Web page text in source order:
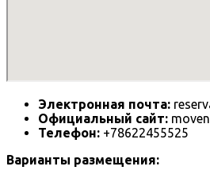
Электронная почта:
Официальный сайт:
Телефон: +78622455525
Варианты размещения: